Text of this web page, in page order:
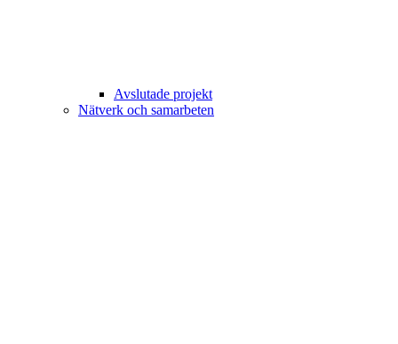
Avslutade projekt
Nätverk och samarbeten